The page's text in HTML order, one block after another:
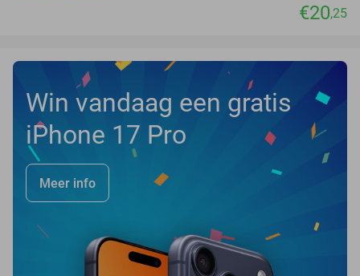
€20,25
Win vandaag een gratis
iPhone 17 Pro
Meer info